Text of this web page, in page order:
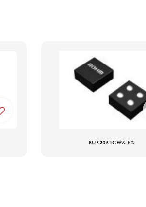
BU52054GWZ-E2